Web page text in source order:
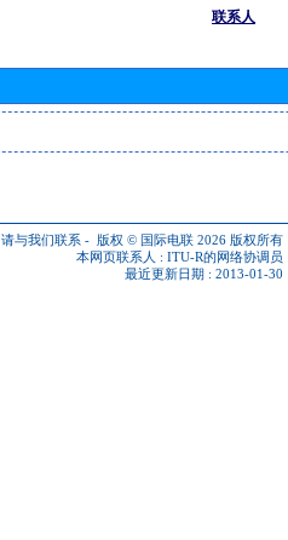
联系人
请与我们联系 - 版权 © 国际电联 2026 版权所有
本网页联系人 : ITU-R的网络协调员
最近更新日期 : 2013-01-30